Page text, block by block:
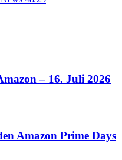
– 16. Juli 2026
Amazon Prime Days